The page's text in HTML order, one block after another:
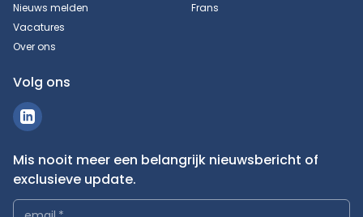
Nieuws melden
Vacatures
Over ons
Frans
Volg ons
Mis nooit meer een belangrijk nieuwsbericht of
exclusieve update.